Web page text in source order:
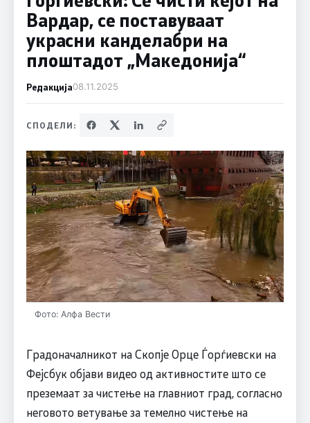
Вардар, се поставуваат
украсни канделабри на
плоштадот ,,Македонија“
Редакција08.11.2025
СПОДЕЛИ:
Фото: Алфа Вести
Градоначалникот на Скопје Орце Ѓорѓиевски на
Фејсбук објави видео од активностите што се
преземаат за чистење на главниот град, согласно
неговото ветување за темелно чистење на